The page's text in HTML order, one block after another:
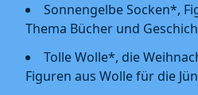
Sonnengelbe Socken*,
Thema Bücher und
Tolle Wolle*, die
Figuren aus Wolle für die